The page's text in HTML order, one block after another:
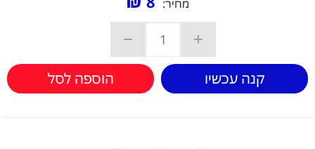
מחיר:
קנה עכשיו הוספה לסל